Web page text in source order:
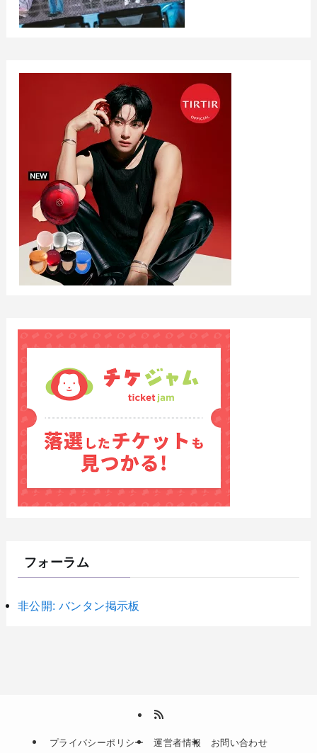
フォーラム
非公開: バンタン掲示板
プライバシーポリシー 運営者情報 お問い合わせ